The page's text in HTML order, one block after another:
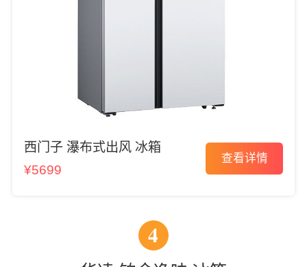
西门子 瀑布式出风 冰箱
¥5699
查看详情
4